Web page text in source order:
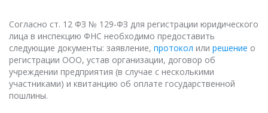
Согласно ст. 12 ФЗ № 129-ФЗ для регистрации юридического
лица в инспекцию ФНС необходимо предоставить
следующие документы: заявление, протокол или решение о
регистрации ООО, устав организации, договор об
учреждении предприятия (в случае с несколькими
участниками) и квитанцию об оплате государственной
пошлины.